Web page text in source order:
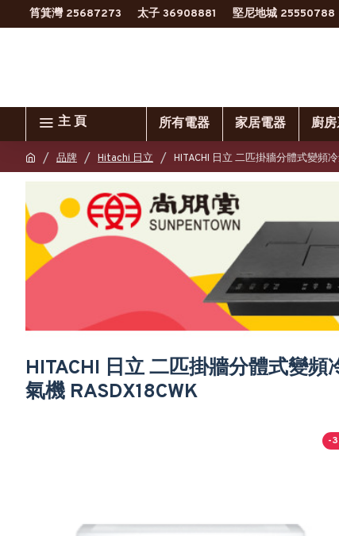
筲箕灣 25687273 太子 36908881 堅尼地城 25550788
主 頁 所有電器 家居電器 廚房
品牌 Hitachi 日立 HITACHI 日立 二匹掛牆分體式變頻
HITACHI 日立 二匹掛牆分體式變頻
氣機 RASDX18CWK
-